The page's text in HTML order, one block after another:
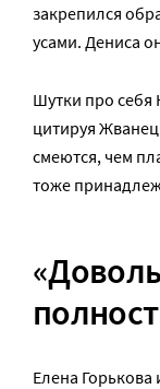
закрепился
усами. Дениса
Шутки про
цитируя
смеются, чем
тоже
Елена